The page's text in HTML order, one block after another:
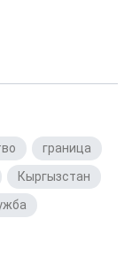
граница
Кыргызстан